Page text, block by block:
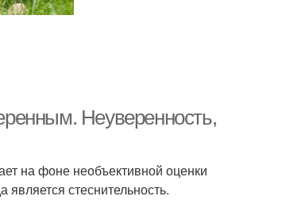
Неуверенность,
на фоне необъективной оценки
стеснительность.